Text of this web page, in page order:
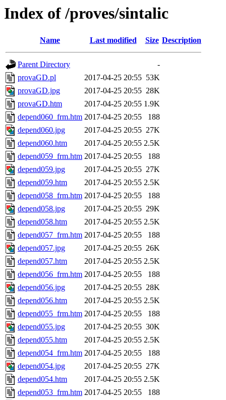
Index of /proves/sintalic
Name Last modified Size Description
Parent Directory
-
provaGD.pl
2017-04-25 20:55 53K
provaGD.jpg
2017-04-25 20:55 28K
provaGD.htm
2017-04-25 20:55 1.9K
depend060_frm.htm 2017-04-25 20:55
188
depend060.jpg
2017-04-25 20:55 27K
depend060.htm
2017-04-25 20:55 2.5K
depend059_frm.htm 2017-04-25 20:55
188
depend059.jpg
2017-04-25 20:55 27K
depend059.htm
2017-04-25 20:55 2.5K
depend058_frm.htm 2017-04-25 20:55
188
depend058.jpg
2017-04-25 20:55 29K
depend058.htm
2017-04-25 20:55 2.5K
depend057_frm.htm 2017-04-25 20:55
188
depend057.jpg
2017-04-25 20:55 26K
depend057.htm
2017-04-25 20:55 2.5K
depend056_frm.htm 2017-04-25 20:55
188
depend056.jpg
2017-04-25 20:55 28K
depend056.htm
2017-04-25 20:55 2.5K
depend055_frm.htm 2017-04-25 20:55
188
depend055.jpg
2017-04-25 20:55 30K
depend055.htm
2017-04-25 20:55 2.5K
depend054_frm.htm 2017-04-25 20:55
188
depend054.jpg
2017-04-25 20:55 27K
depend054.htm
2017-04-25 20:55 2.5K
depend053_frm.htm 2017-04-25 20:55
188